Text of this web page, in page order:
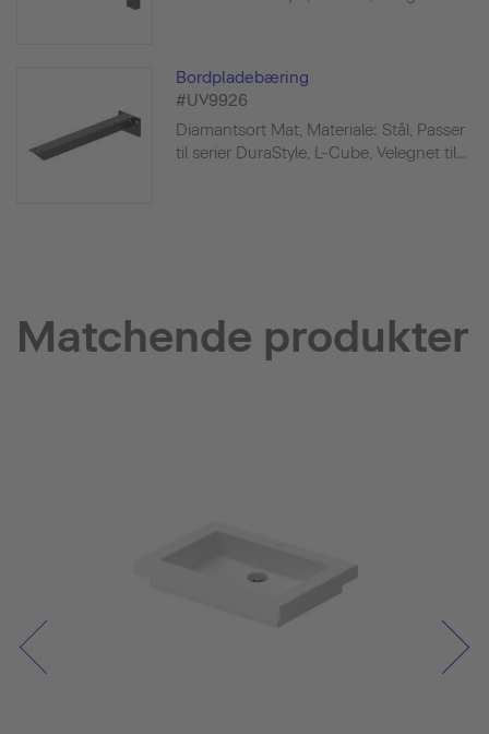
Bordpladebæring
#UV9926
Diamantsort Mat, Materiale: Stål, Passer
til serier DuraStyle, L-Cube, Velegnet til...
Matchende produkter